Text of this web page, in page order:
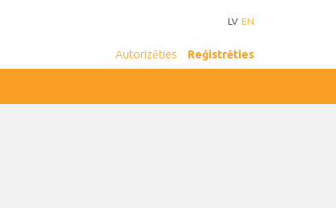
LV EN
Autorizēties Reģistrēties